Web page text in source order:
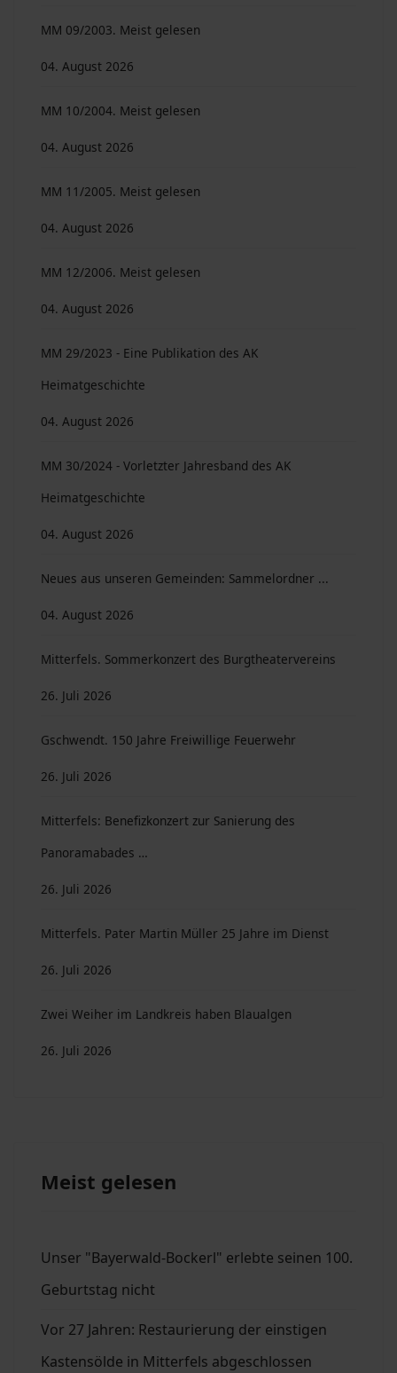
MM 09/2003. Meist gelesen
04. August 2026
MM 10/2004. Meist gelesen
04. August 2026
MM 11/2005. Meist gelesen
04. August 2026
MM 12/2006. Meist gelesen
04. August 2026
MM 29/2023 - Eine Publikation des AK
Heimatgeschichte
04. August 2026
MM 30/2024 - Vorletzter Jahresband des AK
Heimatgeschichte
04. August 2026
Neues aus unseren Gemeinden: Sammelordner ...
04. August 2026
Mitterfels. Sommerkonzert des Burgtheatervereins
26. Juli 2026
Gschwendt. 150 Jahre Freiwillige Feuerwehr
26. Juli 2026
Mitterfels: Benefizkonzert zur Sanierung des
Panoramabades …
26. Juli 2026
Mitterfels. Pater Martin Müller 25 Jahre im Dienst
26. Juli 2026
Zwei Weiher im Landkreis haben Blaualgen
26. Juli 2026
Meist gelesen
Unser "Bayerwald-Bockerl" erlebte seinen 100.
Geburtstag nicht
Vor 27 Jahren: Restaurierung der einstigen
Kastensölde in Mitterfels abgeschlossen